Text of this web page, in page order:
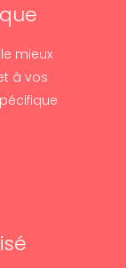
mieux
à vos